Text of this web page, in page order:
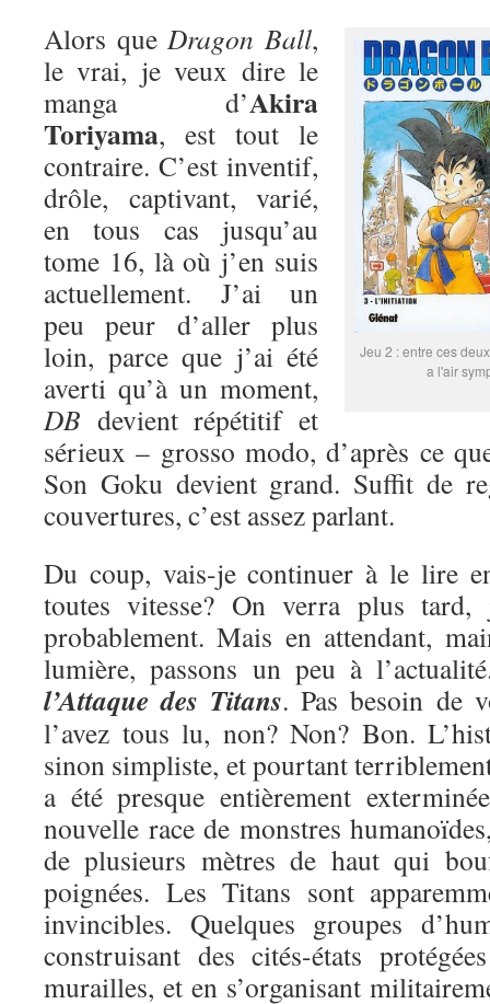
Jeu 2 : entre ces
a l'air
Alors queDragon Ball,
le vrai, je veux dire le
manga d’Akira
Toriyama, est tout le
contraire. C’est inventif,
drôle, captivant, varié,
en tous cas jusqu’au
tome 16, là où j’en suis
actuellement. J’ai un
peu peur d’aller plus
loin, parce que j’ai été
averti qu’à un moment,
DB devient répétitif et
sérieux – grosso modo, d’après ce
Son Goku devient grand. Suffit de
couvertures, c’est assez parlant.
Du coup, vais-je continuer à le lire
toutes vitesse? On verra plus
probablement. Mais en attendant,
lumière, passons un peu à
l’Attaque des Titans. Pas besoin de
l’avez tous lu, non? Non? Bon.
sinon simpliste, et pourtant
a été presque entièrement
nouvelle race de monstres
de plusieurs mètres de haut qui
poignées. Les Titans sont
invincibles. Quelques groupes
construisant des cités-états
murailles, et en s’organisant